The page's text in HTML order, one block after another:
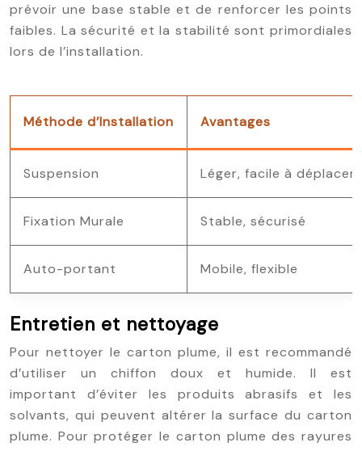
prévoir une base stable et de renforcer les points
faibles. La sécurité et la stabilité sont primordiales
lors de l’installation.
Méthode d’Installation Avantages
Suspension Léger, facile à déplacer
Fixation Murale Stable, sécurisé
Auto-portant Mobile, flexible
Entretien et nettoyage
Pour nettoyer le carton plume, il est recommandé
d’utiliser un chiffon doux et humide. Il est
important d’éviter les produits abrasifs et les
solvants, qui peuvent altérer la surface du carton
plume. Pour protéger le carton plume des rayures